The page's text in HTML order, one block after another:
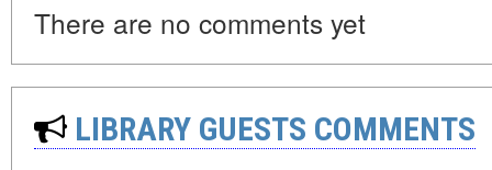
There are no comments yet
LIBRARY GUESTS COMMENTS